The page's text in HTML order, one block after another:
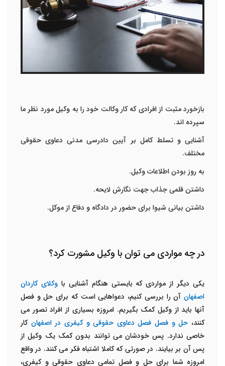
بازخورد مثبت از افرادی که کار وکالت خود را به وکیل مورد نظر ما
سپرده اند.
آشنایی و تسلط کامل بر آیین دادرسی مدنی دعاوی حقوقی
مختلف.
به روز بودن اطلاعات وکیل.
داشتن قلمی جذاب جهت نگارش لایحه.
داشتن بیانی شیوا برای حضور در دادگاه و دفاع از موکل.
در چه مواردی می توان با وکیل مشورت کرد؟
یکی دیگر از مواردی که بایستی هنگام آشنایی باوکلای کاردان
اصفهان آن را بررسی کنیم، دعواهایی است که برای حل و فصل
آنها باید از وکیل کمک بگیریم. امروزه بسیاری از افراد تصور می
کنند، حل و فصل فصل دعاوی حقوقی و کیفری در اصفهانکار
خاصی ندارد. پس خودشان می توانند بدون کمک یک وکیل از
پس آن بر بیایند. در صورتی که کاملا اشتباه فکر می کنند. در واقع
امروزه شما برای حل و فصل تمامی دعاوی حقوقی و کیفری،